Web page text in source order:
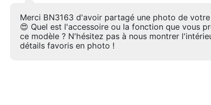
Merci BN3163 d'avoir partagé une photo de votre
😍 Quel est l'accessoire ou la fonction que vous
ce modèle ? N'hésitez pas à nous montrer
détails favoris en photo !